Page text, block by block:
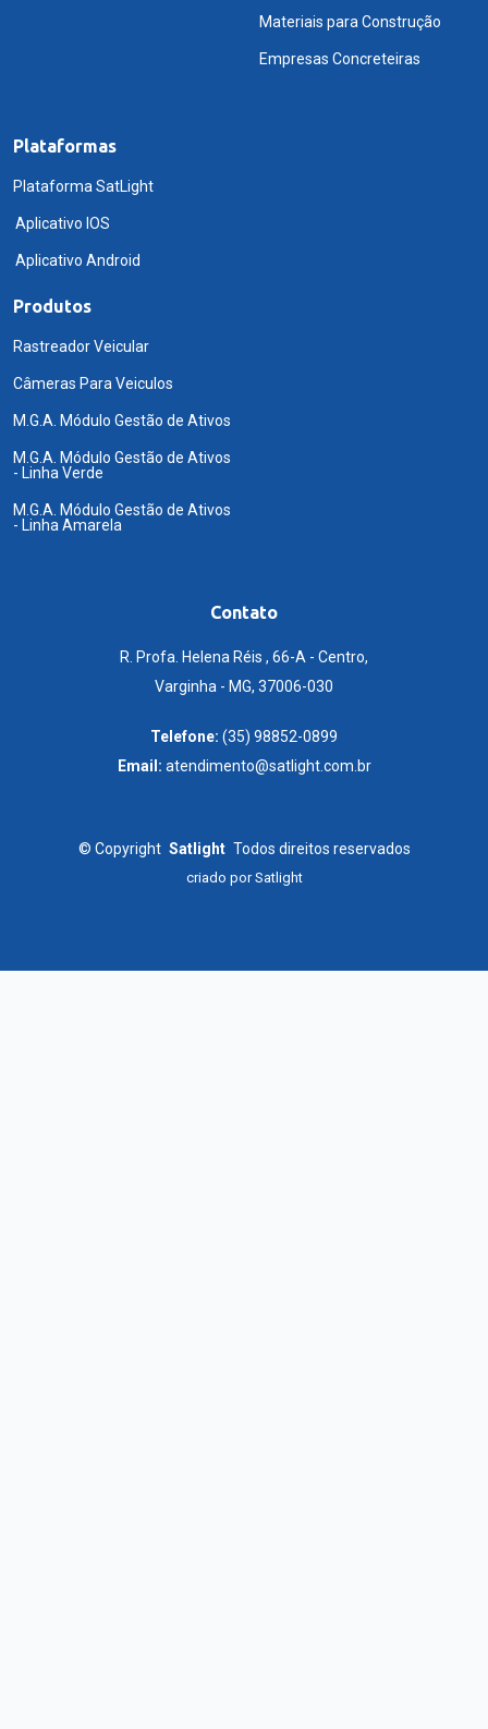
Materiais para Construção
Empresas Concreteiras
Plataformas
Plataforma SatLight
Aplicativo IOS
Aplicativo Android
Produtos
Rastreador Veicular
Câmeras Para Veiculos
M.G.A. Módulo Gestão de Ativos
M.G.A. Módulo Gestão de Ativos
- Linha Verde
M.G.A. Módulo Gestão de Ativos
- Linha Amarela
Contato
R. Profa. Helena Réis , 66-A - Centro,
Varginha - MG, 37006-030
Telefone: (35) 98852-0899
Email: atendimento@satlight.com.br
© Copyright Satlight Todos direitos reservados
criado porSatlight